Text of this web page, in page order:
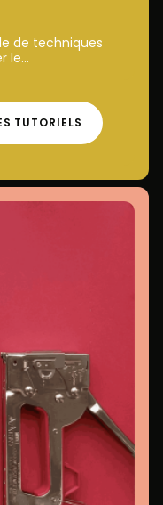
de techniques
le...
TUTORIELS